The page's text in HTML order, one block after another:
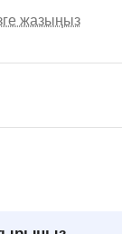
жазыңыз